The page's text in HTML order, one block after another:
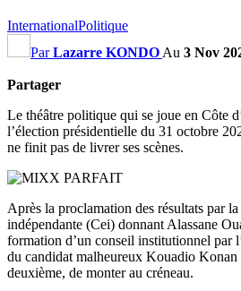
InternationalPolitique
ParLazarre KONDO Au 3 Nov
Partager
Le théâtre politique qui se joue en Côte
l’élection présidentielle du 31 octobre
ne finit pas de livrer ses scènes.
Après la proclamation des résultats par
indépendante (Cei) donnant Alassane
formation d’un conseil institutionnel par
du candidat malheureux Kouadio
deuxième, de monter au créneau.